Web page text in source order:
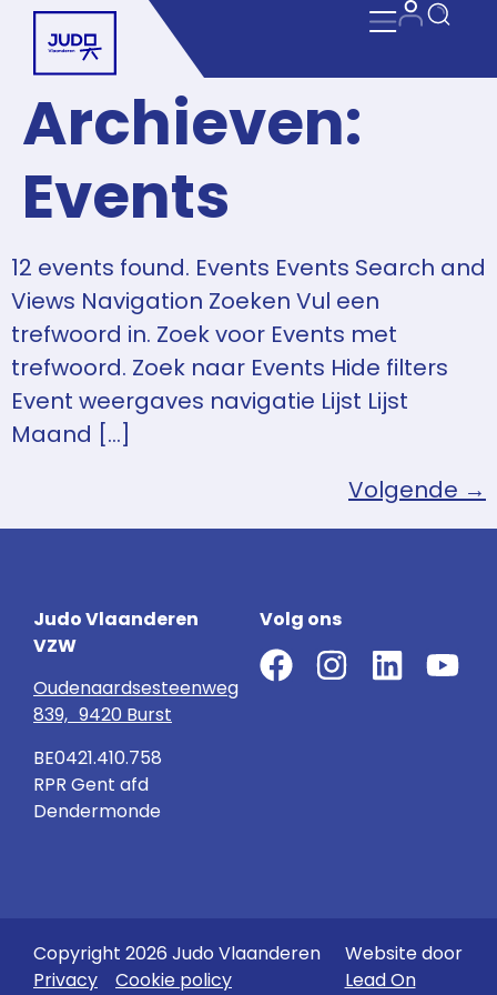
Archieven:
Events
12 events found. Events Events Search and
Views Navigation Zoeken Vul een
trefwoord in. Zoek voor Events met
trefwoord. Zoek naar Events Hide filters
Event weergaves navigatie Lijst Lijst
Maand […]
Volgende →
Judo Vlaanderen
VZW
Oudenaardsesteenweg
839, 9420 Burst
BE0421.410.758
RPR Gent afd
Dendermonde
Volg ons
Copyright 2026 Judo Vlaanderen
Privacy
Cookie policy
Website door
Lead On